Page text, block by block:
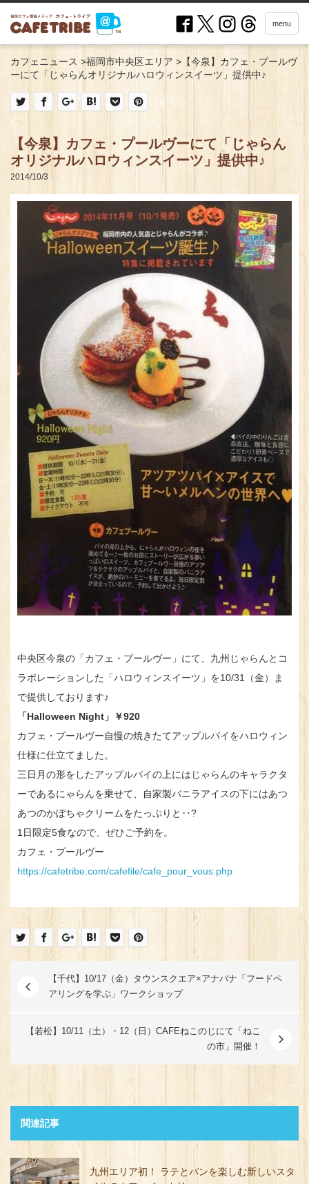
menu
カフェニュース >福岡市中央区エリア > 【今泉】カフェ・プールヴ
ーにて「じゃらんオリジナルハロウィンスイーツ」提供中♪
【今泉】カフェ・プールヴーにて「じゃらん
オリジナルハロウィンスイーツ」提供中♪
2014/10/3
中央区今泉の「カフェ・プールヴー」にて、九州じゃらんとコ
ラボレーションした「ハロウィンスイーツ」を10/31（金）ま
で提供しております♪
「Halloween Night」￥920
カフェ・プールヴー自慢の焼きたてアップルパイをハロウィン
仕様に仕立てました。
三日月の形をしたアップルパイの上にはじゃらんのキャラクタ
ーであるにゃらんを乗せて、自家製バニラアイスの下にはあつ
あつのかぼちゃクリームをたっぷりと‥?
1日限定5食なので、ぜひご予約を。
カフェ・プールヴー
https://cafetribe.com/cafefile/cafe_pour_vous.php
【千代】10/17（金）タウンスクエア×アナバナ「フードペ
アリングを学ぶ」ワークショップ
【若松】10/11（土）・12（日）CAFEねこのじにて「ねこ
の市」開催！
関連記事
九州エリア初！ ラテとパンを楽しむ新しいスタ